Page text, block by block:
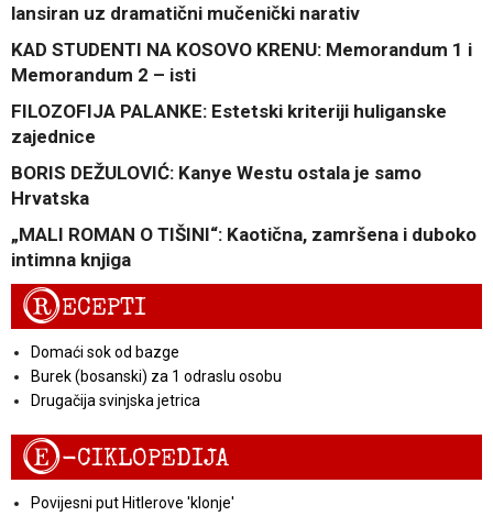
lansiran uz dramatični mučenički narativ
KAD STUDENTI NA KOSOVO KRENU: Memorandum 1 i
Memorandum 2 – isti
FILOZOFIJA PALANKE: Estetski kriteriji huliganske
zajednice
BORIS DEŽULOVIĆ: Kanye Westu ostala je samo
Hrvatska
„MALI ROMAN O TIŠINI“: Kaotična, zamršena i duboko
intimna knjiga
RECEPTI
Domaći sok od bazge
Burek (bosanski) za 1 odraslu osobu
Drugačija svinjska jetrica
E-CIKLOPEDIJA
Povijesni put Hitlerove 'klonje'